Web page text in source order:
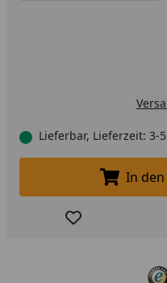
Lieferbar, Lieferzeit: 3-
In
Produkt zur